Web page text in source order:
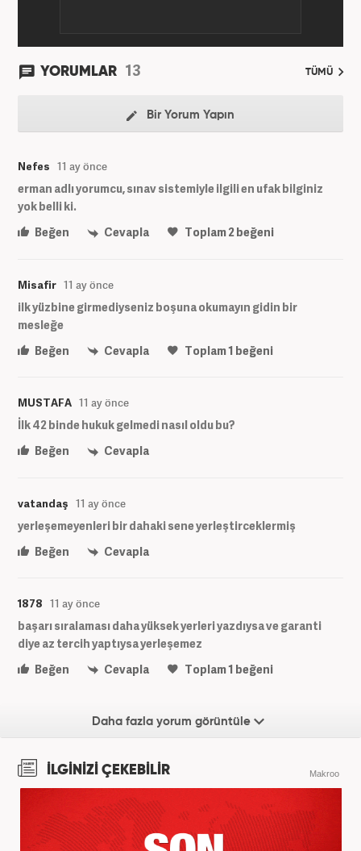
YORUMLAR 13 TÜMÜ
Bir Yorum Yapın
Nefes 11 ay önce
erman adlı yorumcu, sınav sistemiyle ilgili en ufak bilginiz
yok belli ki.
Beğen
Cevapla Toplam2beğeni
Misafir 11 ay önce
ilk yüzbine girmediyseniz boşuna okumayın gidin bir
mesleğe
Beğen
Cevapla Toplam1 beğeni
MUSTAFA 11 ay önce
İlk 42 binde hukuk gelmedi nasıl oldu bu?
Beğen
Cevapla
vatandaş 11 ay önce
yerleşemeyenleri bir dahaki sene yerleştirceklermiş
Beğen
Cevapla
1878 11 ay önce
başarı sıralaması daha yüksek yerleri yazdıysa ve garanti
diye az tercih yaptıysa yerleşemez
Beğen
Cevapla Toplam1 beğeni
Daha fazla yorum görüntüle
İLGİNİZİ ÇEKEBİLİR Makroo